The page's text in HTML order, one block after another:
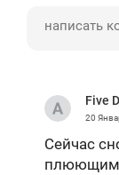
Five
20
Сейчас
плюющим